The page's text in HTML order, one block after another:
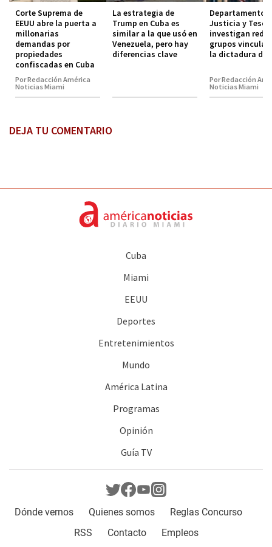
Corte Suprema de
EEUU abre la puerta a
millonarias
demandas por
propiedades
confiscadas en Cuba
Por Redacción América
Noticias Miami
La estrategia de
Trump en Cuba es
similar a la que usó en
Venezuela, pero hay
diferencias clave
Departamento
Justicia y
investigan red
grupos
la dictadura de
Por Redacción
Noticias Miami
DEJA TU COMENTARIO
Cuba
Miami
EEUU
Deportes
Entretenimientos
Mundo
América Latina
Programas
Opinión
Guía TV
Dónde vernos Quienes somos
Reglas Concurso
RSS
Contacto Empleos